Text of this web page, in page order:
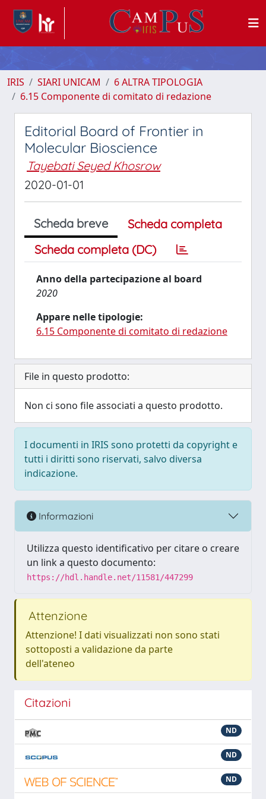
IRIS SIARI UNICAM
6 ALTRA TIPOLOGIA
6.15 Componente di comitato di redazione
Editorial Board of Frontier in
Molecular Bioscience
Tayebati Seyed Khosrow
2020-01-01
Scheda breve
Scheda completa
Scheda completa (DC)
Anno della partecipazione al board
2020
Appare nelle tipologie:
6.15 Componente di comitato di redazione
File in questo prodotto:
Non ci sono file associati a questo prodotto.
I documenti in IRIS sono protetti da copyright e
tutti i diritti sono riservati, salvo diversa
indicazione.
Informazioni
Utilizza questo identificativo per citare o creare
un link a questo documento:
https://hdl.handle.net/11581/447299
Attenzione
Attenzione! I dati visualizzati non sono stati
sottoposti a validazione da parte
dell'ateneo
Citazioni
ND
ND
ND